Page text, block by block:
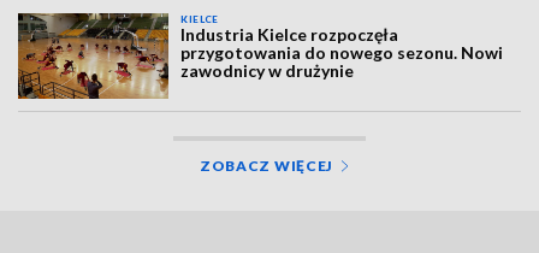
KIELCE
Industria Kielce rozpoczęła
przygotowania do nowego sezonu. Nowi
zawodnicy w drużynie
ZOBACZ WIĘCEJ